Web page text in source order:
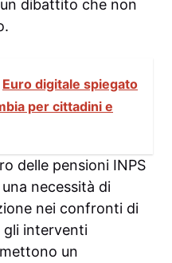
dibattito che non
Euro digitale spiegato
per cittadini e
delle pensioni INPS
necessità di
nei confronti di
interventi
un